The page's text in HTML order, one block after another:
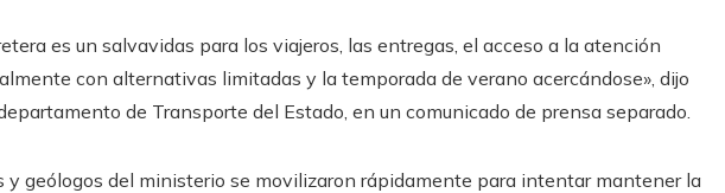
es un salvavidas para los viajeros, las entregas, el acceso a la atención
con alternativas limitadas y la temporada de verano acercándose», dijo
de Transporte del Estado, en un comunicado de prensa separado.
y geólogos del ministerio se movilizaron rápidamente para intentar mantener la